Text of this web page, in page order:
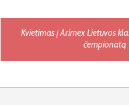
Kvietimas į Arimex Lietuvos
čempionatą